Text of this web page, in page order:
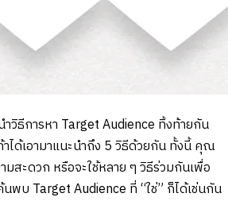
วิธีการหา Target Audience ทิ้งท้ายกัน
ได้เอามาแนะนำถึง 5 วิธีด้วยกัน ทั้งนี้ คุณ
มสะดวก หรือจะใช้หลาย ๆ วิธีร่วมกันเพื่อ
พบ Target Audience ที่ “ใช่” ก็ได้เช่นกัน